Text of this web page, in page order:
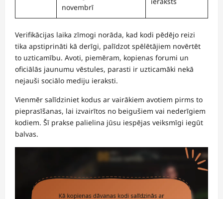
novembrī
Verifikācijas laika zīmogi norāda, kad kodi pēdējo reizi
tika apstiprināti kā derīgi, palīdzot spēlētājiem novērtēt
to uzticamību. Avoti, piemēram, kopienas forumi un
oficiālās jaunumu vēstules, parasti ir uzticamāki nekā
nejauši sociālo mediju ieraksti.
Vienmēr salīdziniet kodus ar vairākiem avotiem pirms to
pieprasīšanas, lai izvairītos no beigušiem vai nederīgiem
kodiem. Šī prakse palielina jūsu iespējas veiksmīgi iegūt
balvas.